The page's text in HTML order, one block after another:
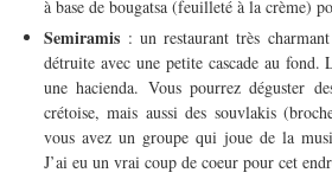
à base de bougatsa (feuilleté à la crème)
Semiramis : un restaurant très
détruite avec une petite cascade au
une hacienda. Vous pourrez déguster
crétoise, mais aussi des souvlakis
vous avez un groupe qui joue de la
J’ai eu un vrai coup de coeur pour cet